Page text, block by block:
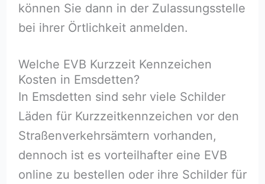
können Sie dann in der Zulassungsstelle
bei ihrer Örtlichkeit anmelden.
Welche EVB Kurzzeit Kennzeichen
Kosten in Emsdetten?
In Emsdetten sind sehr viele Schilder
Läden für Kurzzeitkennzeichen vor den
Straßenverkehrsämtern vorhanden,
dennoch ist es vorteilhafter eine EVB
online zu bestellen oder ihre Schilder für